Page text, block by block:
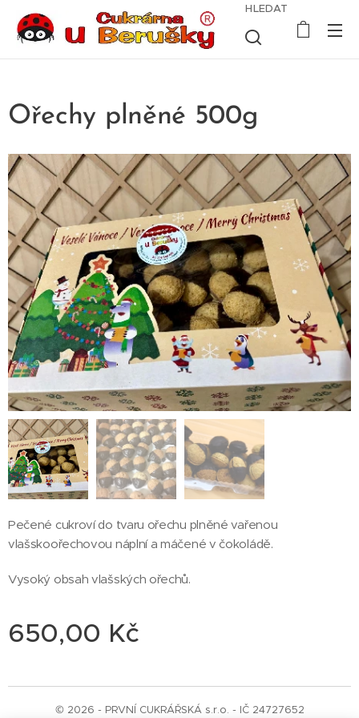
HLEDAT
Ořechy plněné 500g
Pečené cukroví do tvaru ořechu plněné vařenou
vlašskoořechovou náplní a máčené v čokoládě.
Vysoký obsah vlašských ořechů.
650,00 Kč
© 2026 - PRVNÍ CUKRÁŘSKÁ s.r.o. - IČ 24727652